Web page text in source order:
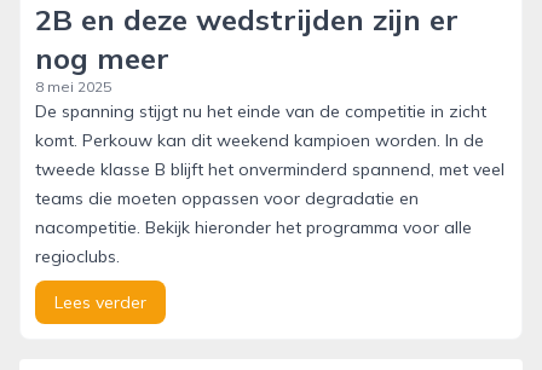
2B en deze wedstrijden zijn er
nog meer
8 mei 2025
De spanning stijgt nu het einde van de competitie in zicht
komt. Perkouw kan dit weekend kampioen worden. In de
tweede klasse B blijft het onverminderd spannend, met veel
teams die moeten oppassen voor degradatie en
nacompetitie. Bekijk hieronder het programma voor alle
regioclubs.
Lees verder